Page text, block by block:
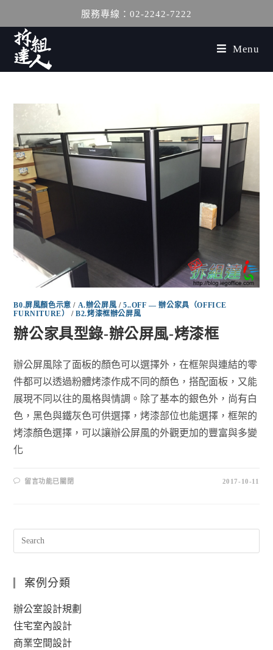
服務專線：02-2242-7222
Menu
B0.屏風顏色示意 / A.辦公屏風 /5..OFF — 辦公家具（OFFICE
FURNITURE）
/B2.烤漆框辦公屏風
辦公家具型錄-辦公屏風-烤漆框
辦公屏風除了面板的顏色可以選擇外，在框架與連結的零
件都可以透過粉體烤漆作成不同的顏色，搭配面板，又能
展現不同以往的風格與情調。除了基本的銀色外，尚有白
色，黑色與鐵灰色可供選擇，烤漆部位也能選擇，框架的
烤漆顏色選擇，可以讓辦公屏風的外觀更加的豐富與多變
化
留言功能已關閉 2017-10-11
案例分類
辦公室設計規劃
住宅室內設計
商業空間設計